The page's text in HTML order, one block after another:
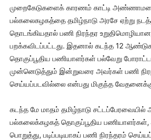
முறைகேடுகளைக் காரணம் காட்டி
பல்கலைகழகத்தை தமிழ்நாடு அரசே ஏற்று
தொடங்கியதால் பணி நிரந்தர
பறக்கவிடப்பட்டது. இதனால் கடந்த 12
தொகுப்பூதிய பணியாளர்கள் பல்வேறு
முன்னெடுத்தும் இன்றுவரை அவர்கள் பணி
செய்யப்படவில்லை என்பது மிகுந்த
கடந்த மே மாதம் தமிழ்நாடு
பல்கலைக்கழகத் தொகுப்பூதிய
பொறுத்து, படிப்படியாகப் பணி நிரந்தரம்